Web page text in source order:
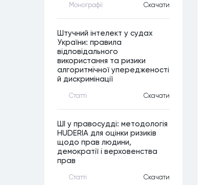
Монографiї Скачати
Штучний інтелект у судах
України: правила
відповідального
використання та ризики
алгоритмічної упередженості
й дискримінації
Статтi Скачати
ШІ у правосудді: методологія
HUDERIA для оцінки ризиків
щодо прав людини,
демократії і верховенства
прав
Статтi Скачати